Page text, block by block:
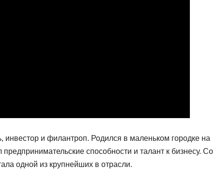
и филантроп. Родился в маленьком городке на
способности и талант к бизнесу. Со
одной из крупнейших в отрасли.